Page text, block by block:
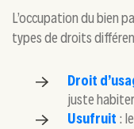
L’occupation du bien
types de droits
Droit
juste
Usufruit :